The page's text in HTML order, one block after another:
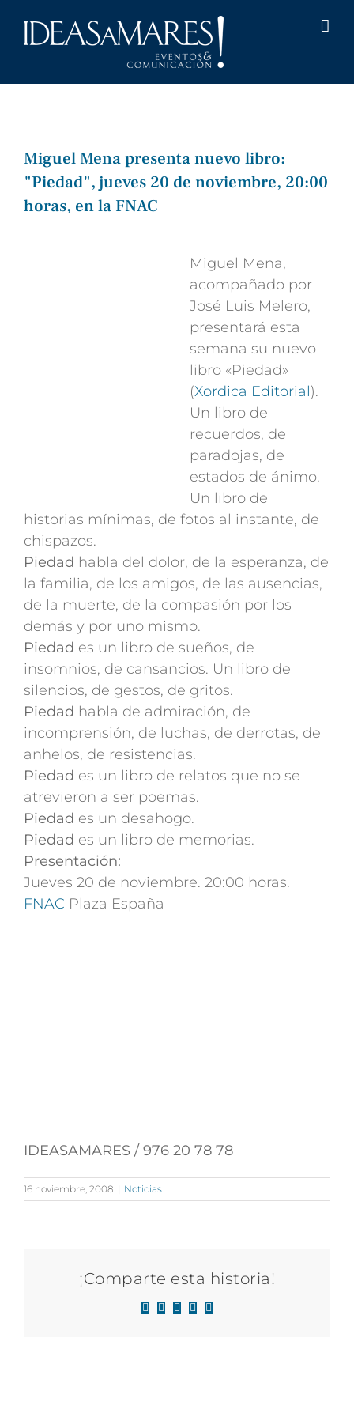
Miguel Mena presenta nuevo libro:
"Piedad", jueves 20 de noviembre, 20:00
horas, en la FNAC
Miguel Mena,
acompañado por
José Luis Melero,
presentará esta
semana su nuevo
libro «Piedad»
(Xordica Editorial).
Un libro de
recuerdos, de
paradojas, de
estados de ánimo.
Un libro de
historias mínimas, de fotos al instante, de
chispazos.
Piedad habla del dolor, de la esperanza, de
la familia, de los amigos, de las ausencias,
de la muerte, de la compasión por los
demás y por uno mismo.
Piedad es un libro de sueños, de
insomnios, de cansancios. Un libro de
silencios, de gestos, de gritos.
Piedad habla de admiración, de
incomprensión, de luchas, de derrotas, de
anhelos, de resistencias.
Piedad es un libro de relatos que no se
atrevieron a ser poemas.
Piedad es un desahogo.
Piedad es un libro de memorias.
Presentación:
Jueves 20 de noviembre. 20:00 horas.
FNAC Plaza España
IDEASAMARES / 976 20 78 78
16 noviembre, 2008 | Noticias
¡Comparte esta historia!
Facebook
X LinkedIn
WhatsApp
Correo